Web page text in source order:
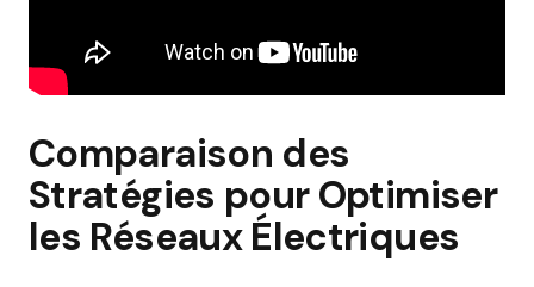
Comparaison des
Stratégies pour Optimiser
les Réseaux Électriques